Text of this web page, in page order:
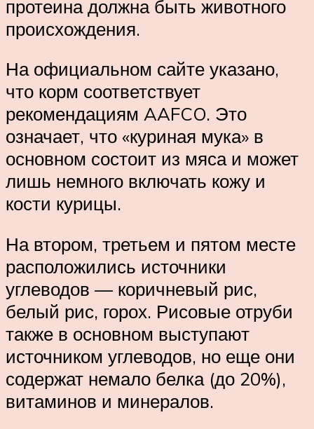
протеина должна быть животного
происхождения.
На официальном сайте указано,
что корм соответствует
рекомендациям AAFCO. Это
означает, что «куриная мука» в
основном состоит из мяса и может
лишь немного включать кожу и
кости курицы.
На втором, третьем и пятом месте
расположились источники
углеводов — коричневый рис,
белый рис, горох. Рисовые отруби
также в основном выступают
источником углеводов, но еще они
содержат немало белка (до 20%),
витаминов и минералов.